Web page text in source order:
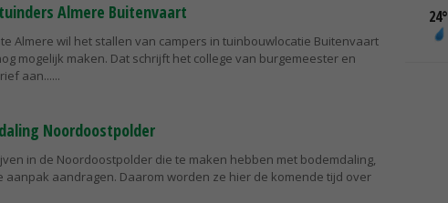
Almere Buitenvaart
Almere wil het stallen van campers in tuinbouwlocatie Buitenvaart
mogelijk maken. Dat schrijft het college van burgemeester en
aan...
Noordoostpolder
in de Noordoostpolder die te maken hebben met bodemdaling,
aanpak aandragen. Daarom worden ze hier de komende tijd over
24°